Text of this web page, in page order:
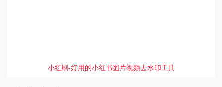
小红刷-好用的小红书图片视频去水印工具